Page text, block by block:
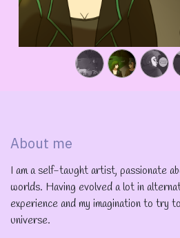
About me
I am a self-taught artist, passionate
worlds. Having evolved a lot in
experience and my imagination to try
universe.